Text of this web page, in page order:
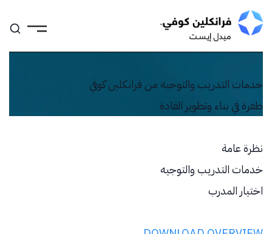
Skip
to
content
خدمات التدريب والتوجيه من فرانكلين كوفي
طفرة في بناء وتطوير القادة
نظرة عامة
خدمات التدريب والتوجيه
اختيار المدرب